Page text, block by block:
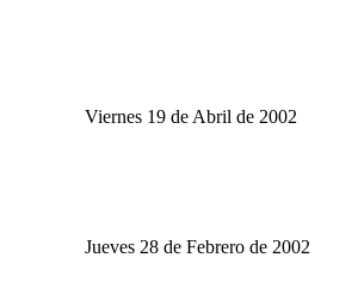
Viernes 19 de Abril de 2002
Jueves 28 de Febrero de 2002